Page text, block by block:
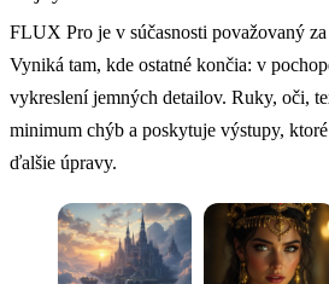
FLUX Pro je v súčasnosti považovaný za
Vyniká tam, kde ostatné končia: v
vykreslení jemných detailov. Ruky, oči,
minimum chýb a poskytuje výstupy,
ďalšie úpravy.